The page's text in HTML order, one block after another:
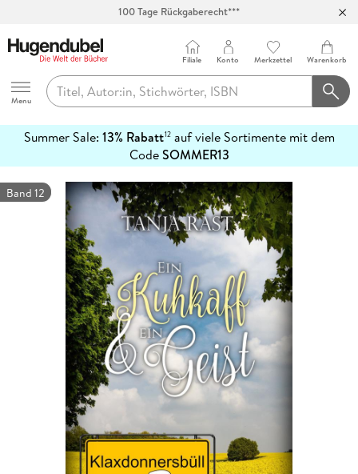
100 Tage Rückgaberecht***
Hugendubel
Menu
Filiale Konto Merkzettel Warenkorb
Summer Sale: 13% Rabatt12auf viele Sortimente mit dem
CodeSOMMER13
erfahren
Band 12